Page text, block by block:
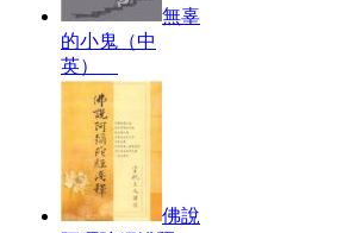
無辜
的小鬼（中
英）
佛說